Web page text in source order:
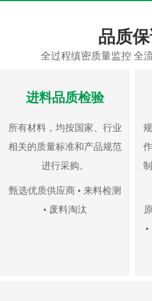
品质
全过程缜密质量监控 全
进料品质检验
所有材料，均按国家、行业
相关的质量标准和产品规范
进行采购。
甄选优质供应商 • 来料检测
• 废料淘汰